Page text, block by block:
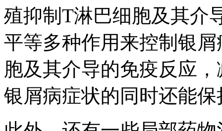
殖抑制T淋巴细胞及其介
平等多种作用来控制银
胞及其介导的免疫反应
银屑病症状的同时还能